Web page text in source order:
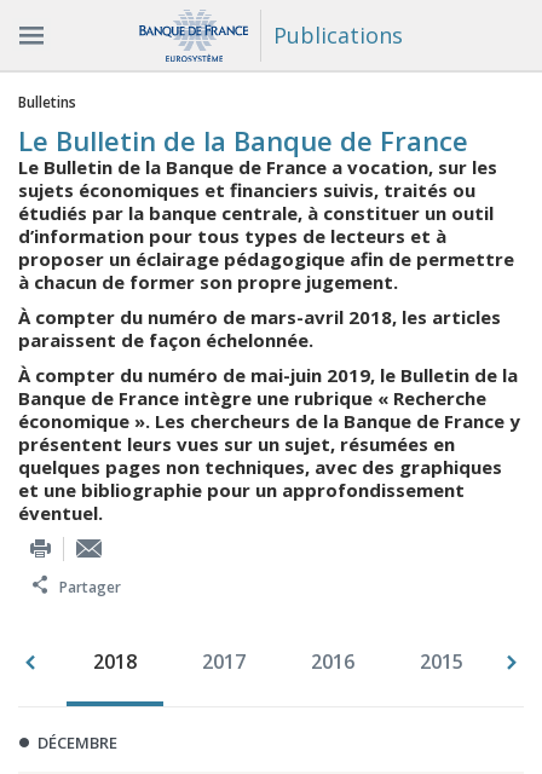
Publications
Vous êtes ici
Bulletins
Le Bulletin de la Banque de France
Le Bulletin de la Banque de France a vocation, sur les
sujets économiques et financiers suivis, traités ou
étudiés par la banque centrale, à constituer un outil
d’information pour tous types de lecteurs et à
proposer un éclairage pédagogique afin de permettre
à chacun de former son propre jugement.
À compter du numéro de mars-avril 2018, les articles
paraissent de façon échelonnée.
À compter du numéro de mai-juin 2019, le Bulletin de la
Banque de France intègre une rubrique « Recherche
économique ». Les chercheurs de la Banque de France y
présentent leurs vues sur un sujet, résumées en
quelques pages non techniques, avec des graphiques
et une bibliographie pour un approfondissement
éventuel.
Partager
2018 2017 2016 2015
DÉCEMBRE